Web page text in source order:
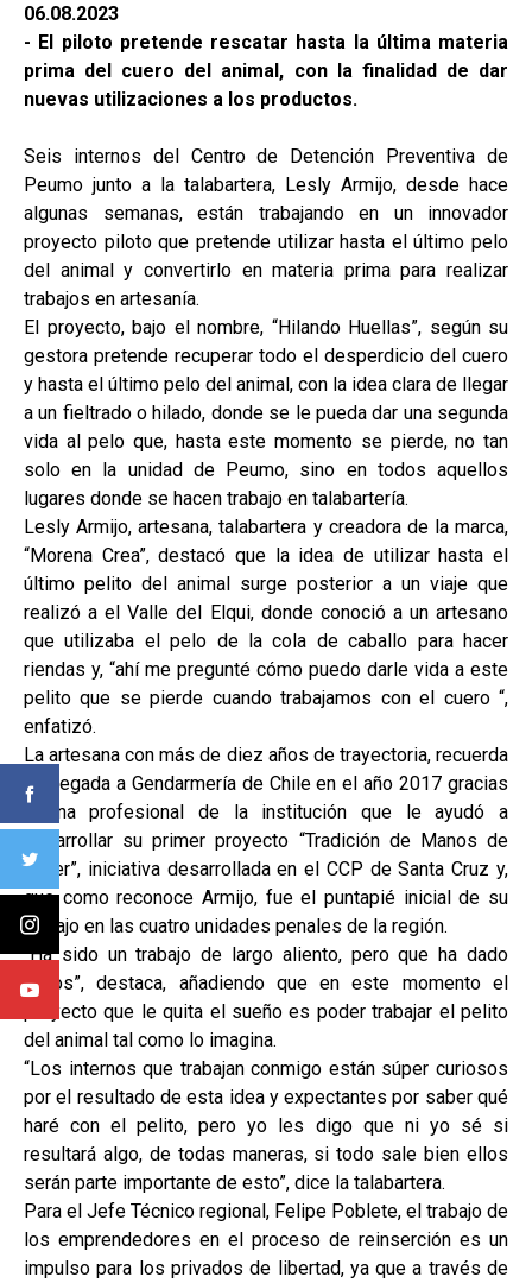
06.08.2023
- El piloto pretende rescatar hasta la última materia
prima del cuero del animal, con la finalidad de dar
nuevas utilizaciones a los productos.
Seis internos del Centro de Detención Preventiva de
Peumo junto a la talabartera, Lesly Armijo, desde hace
algunas semanas, están trabajando en un innovador
proyecto piloto que pretende utilizar hasta el último pelo
del animal y convertirlo en materia prima para realizar
trabajos en artesanía.
El proyecto, bajo el nombre, “Hilando Huellas”, según su
gestora pretende recuperar todo el desperdicio del cuero
y hasta el último pelo del animal, con la idea clara de llegar
a un fieltrado o hilado, donde se le pueda dar una segunda
vida al pelo que, hasta este momento se pierde, no tan
solo en la unidad de Peumo, sino en todos aquellos
lugares donde se hacen trabajo en talabartería.
Lesly Armijo, artesana, talabartera y creadora de la marca,
“Morena Crea”, destacó que la idea de utilizar hasta el
último pelito del animal surge posterior a un viaje que
realizó a el Valle del Elqui, donde conoció a un artesano
que utilizaba el pelo de la cola de caballo para hacer
riendas y, “ahí me pregunté cómo puedo darle vida a este
pelito que se pierde cuando trabajamos con el cuero “,
enfatizó.
La artesana con más de diez años de trayectoria, recuerda
su llegada a Gendarmería de Chile en el año 2017 gracias
a una profesional de la institución que le ayudó a
desarrollar su primer proyecto “Tradición de Manos de
Mujer”, iniciativa desarrollada en el CCP de Santa Cruz y,
que como reconoce Armijo, fue el puntapié inicial de su
trabajo en las cuatro unidades penales de la región.
“Ha sido un trabajo de largo aliento, pero que ha dado
frutos”, destaca, añadiendo que en este momento el
proyecto que le quita el sueño es poder trabajar el pelito
del animal tal como lo imagina.
“Los internos que trabajan conmigo están súper curiosos
por el resultado de esta idea y expectantes por saber qué
haré con el pelito, pero yo les digo que ni yo sé si
resultará algo, de todas maneras, si todo sale bien ellos
serán parte importante de esto”, dice la talabartera.
Para el Jefe Técnico regional, Felipe Poblete, el trabajo de
los emprendedores en el proceso de reinserción es un
impulso para los privados de libertad, ya que a través de